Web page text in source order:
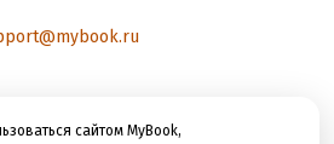
сайтом MyBook,